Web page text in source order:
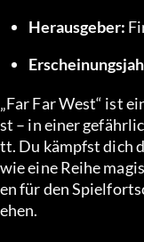
Herausgeber:
„Far Far West“ ist
st – in einer
tt. Du kämpfst dich
wie eine Reihe
en für den
ehen.